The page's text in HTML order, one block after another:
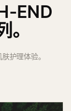
END
护理体验。